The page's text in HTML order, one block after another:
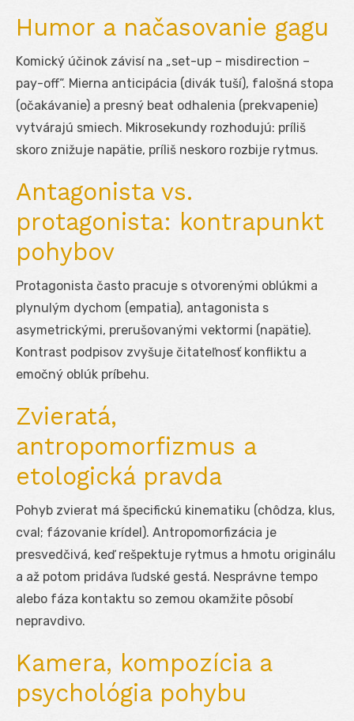
Humor a načasovanie gagu
Komický účinok závisí na „set-up – misdirection –
pay-off“. Mierna anticipácia (divák tuší), falošná stopa
(očakávanie) a presný beat odhalenia (prekvapenie)
vytvárajú smiech. Mikrosekundy rozhodujú: príliš
skoro znižuje napätie, príliš neskoro rozbije rytmus.
Antagonista vs.
protagonista: kontrapunkt
pohybov
Protagonista často pracuje s otvorenými oblúkmi a
plynulým dychom (empatia), antagonista s
asymetrickými, prerušovanými vektormi (napätie).
Kontrast podpisov zvyšuje čitateľnosť konfliktu a
emočný oblúk príbehu.
Zvieratá,
antropomorfizmus a
etologická pravda
Pohyb zvierat má špecifickú kinematiku (chôdza, klus,
cval; fázovanie krídel). Antropomorfizácia je
presvedčivá, keď rešpektuje rytmus a hmotu originálu
a až potom pridáva ľudské gestá. Nesprávne tempo
alebo fáza kontaktu so zemou okamžite pôsobí
nepravdivo.
Kamera, kompozícia a
psychológia pohybu